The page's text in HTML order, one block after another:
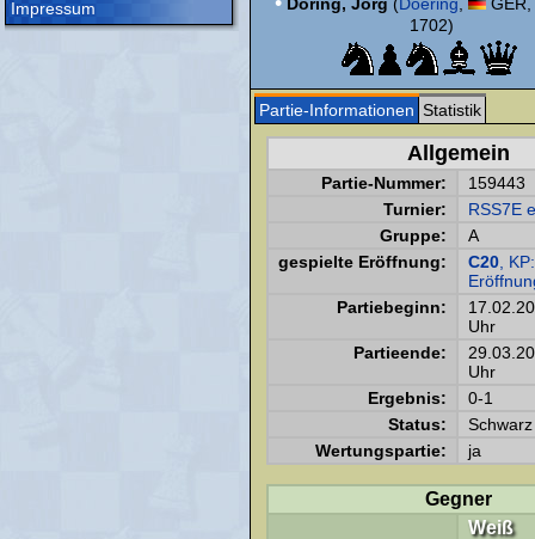
Impressum
1702)
Partie-Informationen Statistik
Allgemein
Partie-Nummer:
159443
Turnier:
RSS7E
Gruppe:
A
gespielte Eröffnung:
C20 ,
Partiebeginn:
Uhr
Partieende:
Uhr
Ergebnis:
0-1
Status:
Wertungspartie:
ja
Gegner
Weiß